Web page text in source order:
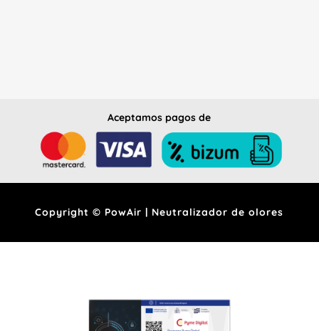
Aceptamos pagos de
Copyright © PowAir | Neutralizador de olores